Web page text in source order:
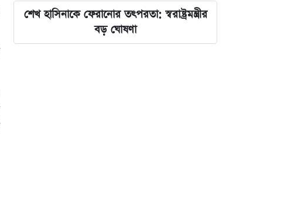
শেখ হাসিনাকে ফেরানোর তৎপরতা: স্বরাষ্ট্রমন্ত্রীর
বড় ঘোষণা